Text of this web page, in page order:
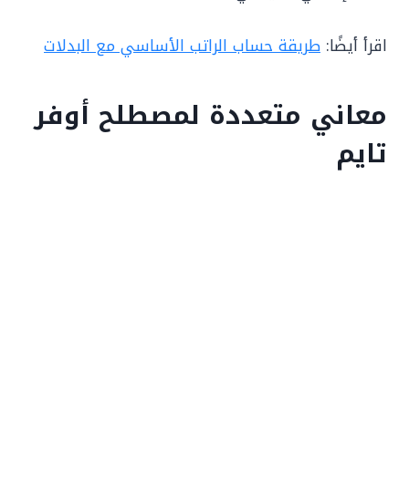
اقرأ أيضًا: طريقة حساب الراتب الأساسي مع البدلات
معاني متعددة لمصطلح أوفر
تايم